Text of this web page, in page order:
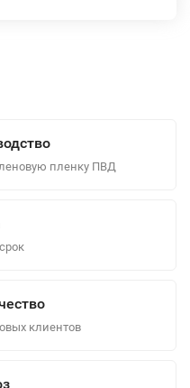
пленку ПВД
клиентов